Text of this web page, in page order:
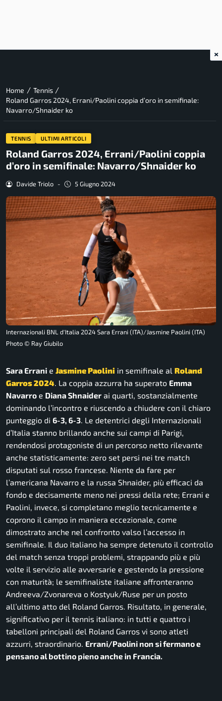
Home / Tennis /
Roland Garros 2024, Errani/Paolini coppia d’oro in semifinale:
Navarro/Shnaider ko
TENNIS ULTIMI ARTICOLI
Roland Garros 2024, Errani/Paolini coppia
d’oro in semifinale: Navarro/Shnaider ko
Davide Triolo - 5 Giugno 2024
Internazionali BNL d'Italia 2024 Sara Errani (ITA)/Jasmine Paolini (ITA)
Photo © Ray Giubilo
Sara Errani e Jasmine Paolini in semifinale al Roland
Garros 2024. La coppia azzurra ha superato Emma
Navarro e Diana Shnaider ai quarti, sostanzialmente
dominando l’incontro e riuscendo a chiudere con il chiaro
punteggio di 6-3, 6-3. Le detentrici degli Internazionali
d’Italia stanno brillando anche sui campi di Parigi,
rendendosi protagoniste di un percorso netto rilevante
anche statisticamente: zero set persi nei tre match
disputati sul rosso francese. Niente da fare per
l’americana Navarro e la russa Shnaider, più efficaci da
fondo e decisamente meno nei pressi della rete; Errani e
Paolini, invece, si completano meglio tecnicamente e
coprono il campo in maniera eccezionale, come
dimostrato anche nel confronto valso l’accesso in
semifinale. Il duo italiano ha sempre detenuto il controllo
del match senza troppi problemi, strappando più e più
volte il servizio alle avversarie e gestendo la pressione
con maturità; le semifinaliste italiane affronteranno
Andreeva/Zvonareva o Kostyuk/Ruse per un posto
all’ultimo atto del Roland Garros. Risultato, in generale,
significativo per il tennis italiano: in tutti e quattro i
tabelloni principali del Roland Garros vi sono atleti
azzurri, straordinario. Errani/Paolini non si fermano e
pensano al bottino pieno anche in Francia.
×